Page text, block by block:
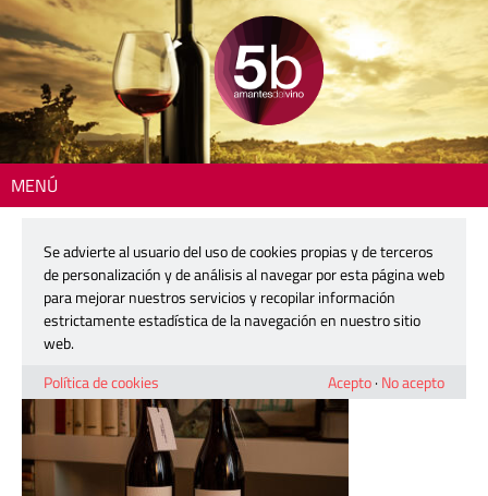
MENÚ
viver-schmidt-1
15 abril, 2025
Se advierte al usuario del uso de cookies propias y de terceros
de personalización y de análisis al navegar por esta página web
para mejorar nuestros servicios y recopilar información
estrictamente estadística de la navegación en nuestro sitio
web.
Política de cookies
Acepto· No acepto